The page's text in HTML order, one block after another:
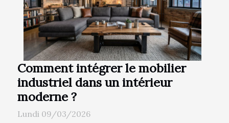
Comment intégrer le mobilier
industriel dans un intérieur
moderne ?
Lundi 09/03/2026